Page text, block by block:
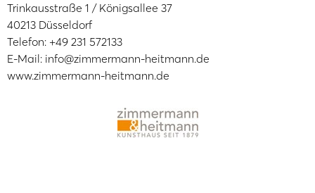
Trinkausstraße 1 / Königsallee 37
40213 Düsseldorf
Telefon: +49 231 572133
E-Mail: info@zimmermann-heitmann.de
www.zimmermann-heitmann.de